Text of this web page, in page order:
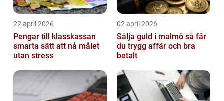
22 april 2026
Pengar till klasskassan
smarta sätt att nå målet
utan stress
02 april 2026
Sälja guld i malmö så får
du trygg affär och bra
betalt